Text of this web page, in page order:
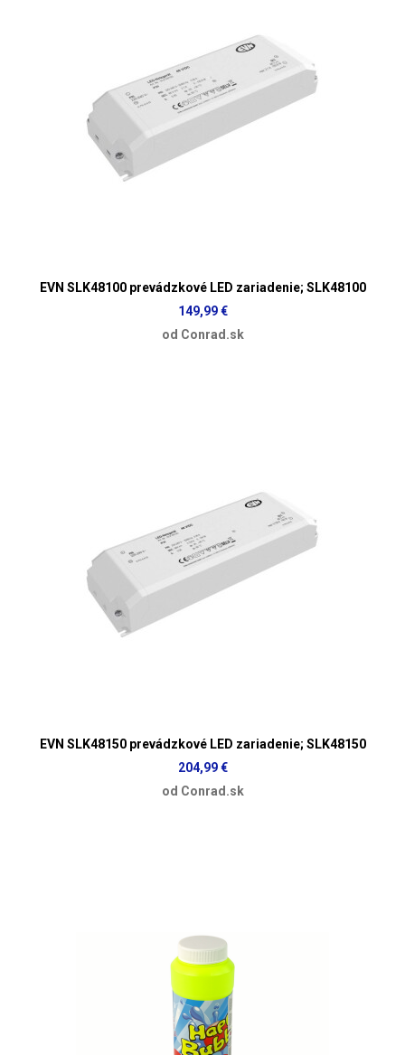
EVN SLK48100 prevádzkové LED zariadenie; SLK48100
149,99 €
od Conrad.sk
EVN SLK48150 prevádzkové LED zariadenie; SLK48150
204,99 €
od Conrad.sk